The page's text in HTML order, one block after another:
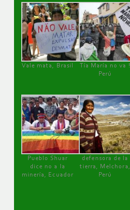
Vale mata, Brasil
Tía María no va !
Perú
Pueblo Shuar
dice no a la
minería, Ecuador
defensora de la
tierra, Melchora,
Perú